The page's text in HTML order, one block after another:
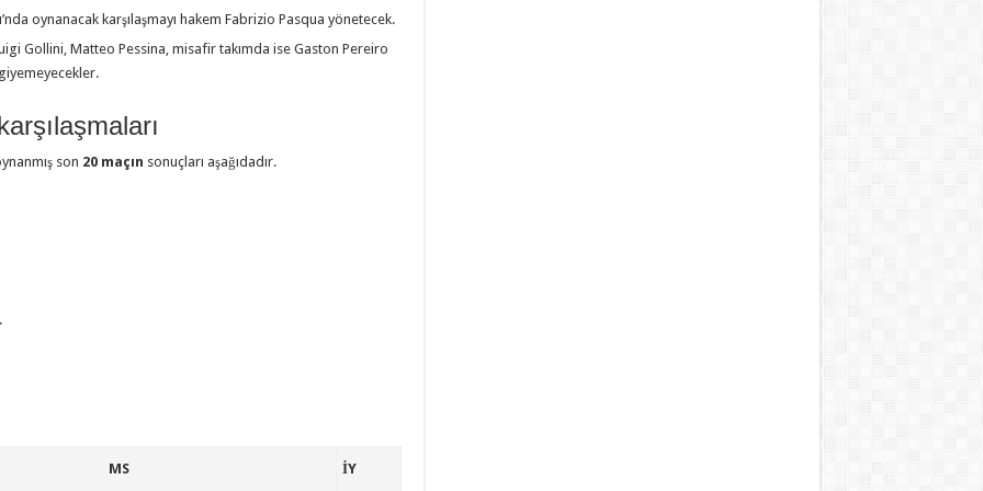
oynanacak karşılaşmayı hakem Fabrizio Pasqua yönetecek.
Gollini, Matteo Pessina, misafir takımda ise Gaston Pereiro
son 20 maçın sonuçları aşağıdadır.
MS İY